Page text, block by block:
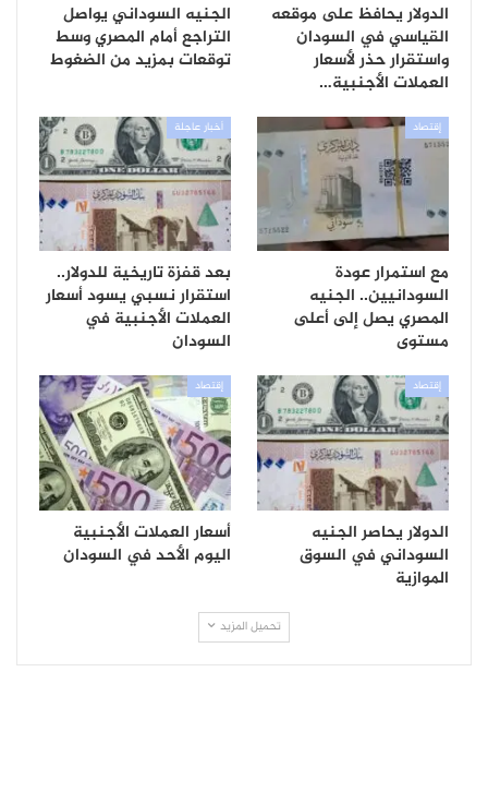
الدولار يحافظ على موقعه
القياسي في السودان
واستقرار حذر لأسعار
العملات الأجنبية…
الجنيه السوداني يواصل
التراجع أمام المصري وسط
توقعات بمزيد من الضغوط
إقتصاد
مع استمرار عودة
السودانيين.. الجنيه
المصري يصل إلى أعلى
مستوى
أخبار عاجلة
بعد قفزة تاريخية للدولار..
استقرار نسبي يسود أسعار
العملات الأجنبية في
السودان
إقتصاد
الدولار يحاصر الجنيه
السوداني في السوق
الموازية
إقتصاد
أسعار العملات الأجنبية
اليوم الأحد في السودان
تحميل المزيد